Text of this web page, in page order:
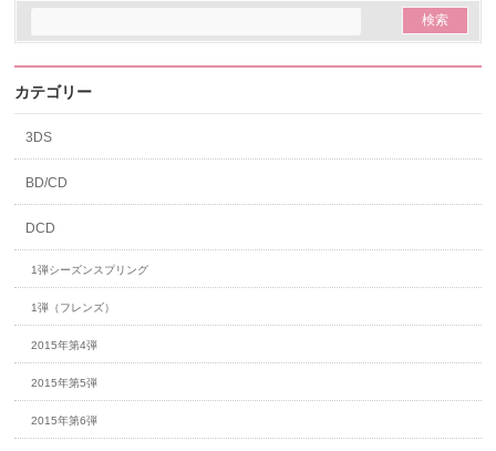
カテゴリー
3DS
BD/CD
DCD
1弾シーズンスプリング
1弾（フレンズ）
2015年第4弾
2015年第5弾
2015年第6弾